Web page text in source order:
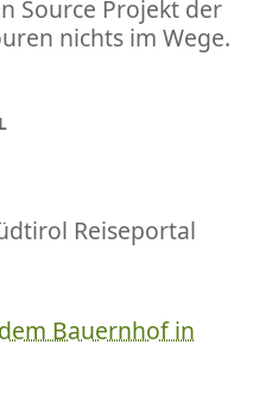
Source Projekt der
nichts im Wege.
Reiseportal
Bauernhof in